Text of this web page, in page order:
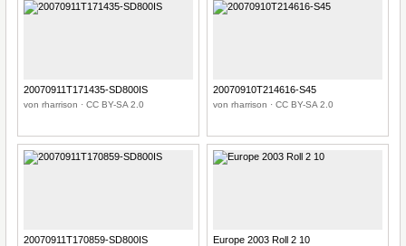
20070911T171435-SD800IS
von rharrison · CC BY-SA 2.0
20070910T214616-S45
von rharrison · CC BY-SA 2.0
20070911T170859-SD800IS Europe 2003 Roll 2 10